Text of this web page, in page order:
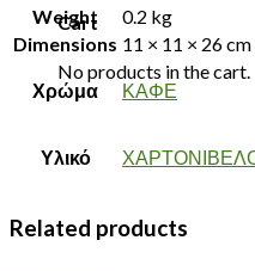
Cart
No products in the cart.
Weight
0.2 kg
Dimensions 11 × 11 × 26 cm
Χρώμα ΚΑΦΕ
Υλικό
Related products